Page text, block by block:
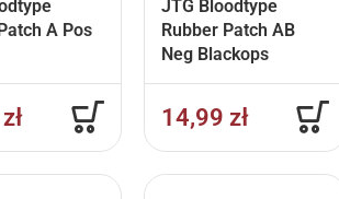
A Pos
zł
JTG Bloodtype
Rubber Patch AB
Neg Blackops
14,99 zł